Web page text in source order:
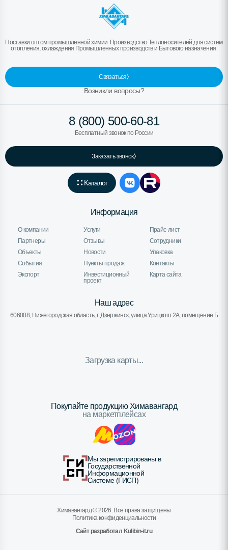
Поставки оптом промышленной химии. Производство Теплоносителей для систем
отопления, охлаждения Промышленных производств и Бытового назначения.
Связаться
Возникли вопросы?
8 (800) 500-60-81
Бесплатный звонок по России
Заказать звонок
Каталог
Информация
О компании Услуги
Прайс-лист
Партнеры
Отзывы
Сотрудники
Объекты
Новости
Упаковка
События
Пункты продаж
Контакты
Экспорт
Инвестиционный
проект
Карта сайта
Наш адрес
606008, Нижегородская область, г. Дзержинск, улица Урицкого 2А, помещение Б
Загрузка карты...
Покупайте продукцию Химавангард
на маркетплейсах
Мы зарегистрированы в
Государственной
Информационной
Системе (ГИСП)
Химавангард ©2026. Все права защищены
Политика конфиденциальности
Сайт разработал Kulibin-it.ru